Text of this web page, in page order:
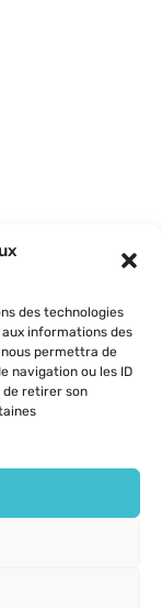
des technologies
informations des
permettra de
navigation ou les ID
de retirer son